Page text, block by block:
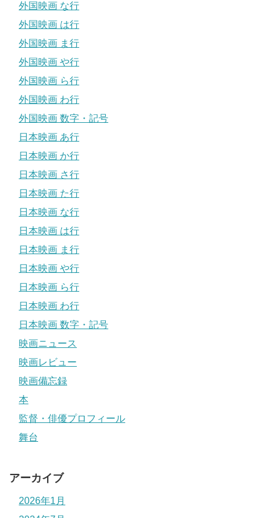
外国映画 な行
外国映画 は行
外国映画 ま行
外国映画 や行
外国映画 ら行
外国映画 わ行
外国映画 数字・記号
日本映画 あ行
日本映画 か行
日本映画 さ行
日本映画 た行
日本映画 な行
日本映画 は行
日本映画 ま行
日本映画 や行
日本映画 ら行
日本映画 わ行
日本映画 数字・記号
映画ニュース
映画レビュー
映画備忘録
本
監督・俳優プロフィール
舞台
アーカイブ
2026年1月